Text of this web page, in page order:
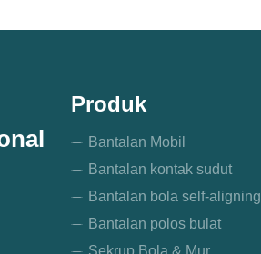
Produk
Bantalan Mobil
Bantalan kontak sudut
Bantalan bola self-aligning
Bantalan polos bulat
Sekrup Bola & Mur